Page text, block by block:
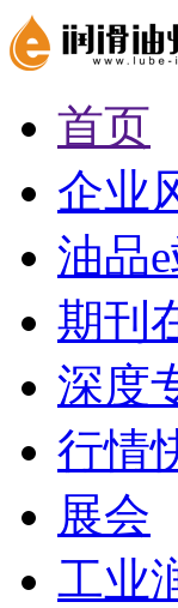
首页
企业
油品
期刊
深度
行情
展会
工业